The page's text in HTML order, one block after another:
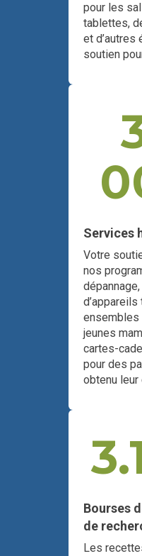
pour les
tablettes,
et d’autres
soutien
Services
Votre
nos
ensembles
jeunes
cartes-
pour des
obtenu leur
Bourses
de
Les